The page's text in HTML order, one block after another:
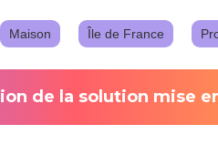
Maison Île de France
de la solution mise